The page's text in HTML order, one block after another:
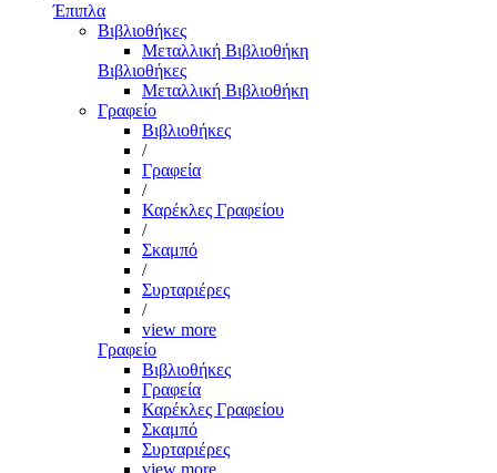
Έπιπλα
Βιβλιοθήκες
Μεταλλική Βιβλιοθήκη
Βιβλιοθήκες
Μεταλλική Βιβλιοθήκη
Γραφείο
Βιβλιοθήκες
/
Γραφεία
/
Καρέκλες Γραφείου
/
Σκαμπό
/
Συρταριέρες
/
view more
Γραφείο
Βιβλιοθήκες
Γραφεία
Καρέκλες Γραφείου
Σκαμπό
Συρταριέρες
view more